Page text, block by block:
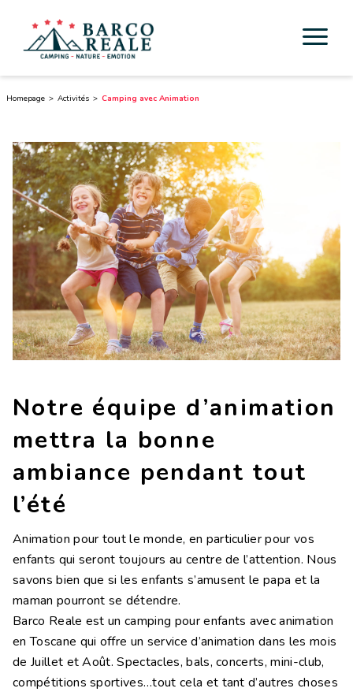
Services
Activités
Esperienze
Cicloturismo
Autours
Découverte de la Toscane
Contacts
Travaille avec nous
Homepage Activités Camping avec Animation
Notre équipe d’animation
mettra la bonne
ambiance pendant tout
l’été
Animation pour tout le monde, en particulier pour vos
enfants qui seront toujours au centre de l’attention. Nous
savons bien que si les enfants s’amusent le papa et la
maman pourront se détendre.
Barco Reale est un camping pour enfants avec animation
en Toscane qui offre un service d’animation dans les mois
de Juillet et Août. Spectacles, bals, concerts, mini-club,
compétitions sportives…tout cela et tant d’autres choses